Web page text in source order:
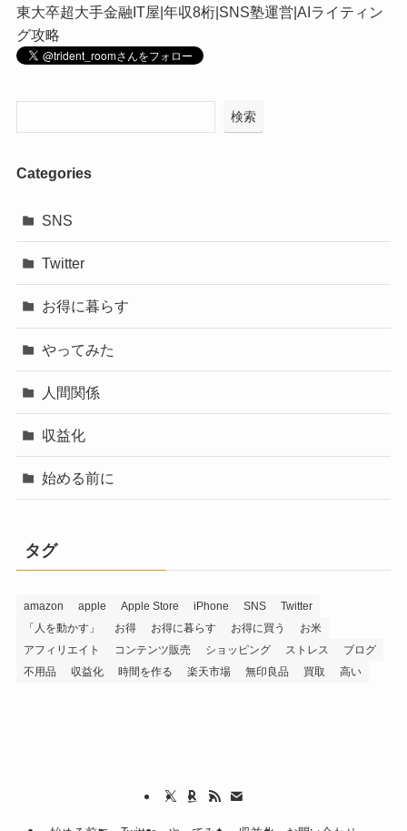
東大卒超大手金融IT屋|年収8桁|SNS塾運営|AIライティン
グ攻略
検索
Categories
SNS
Twitter
お得に暮らす
やってみた
人間関係
収益化
始める前に
タグ
amazon apple Apple Store iPhone SNS
Twitter
「人を動かす」
お得 お得に暮らす お得に買う
お米
アフィリエイト
コンテンツ販売 ショッピング ストレス
ブログ
不用品
収益化 時間を作る 楽天市場 無印良品 買取 高い